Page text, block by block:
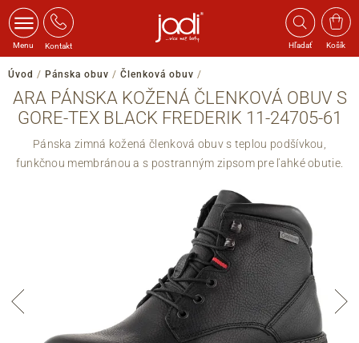
Menu Kontakt Hľadať Košík
Úvod / Pánska obuv / Členková obuv /
ARA PÁNSKA KOŽENÁ ČLENKOVÁ OBUV S
GORE-TEX BLACK FREDERIK 11-24705-61
Pánska zimná kožená členková obuv s teplou podšívkou,
funkčnou membránou a s postranným zipsom pre ľahké obutie.